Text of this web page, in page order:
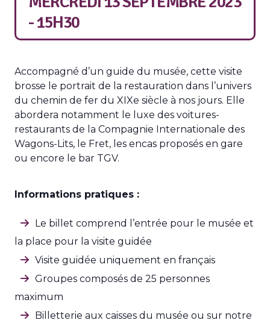
- 15H30
Accompagné d’un guide du musée, cette visite
brosse le portrait de la restauration dans l’univers
du chemin de fer du XIXe siècle à nos jours. Elle
abordera notamment le luxe des voitures-
restaurants de la Compagnie Internationale des
Wagons-Lits, le Fret, les encas proposés en gare
ou encore le bar TGV.
Informations pratiques :
Le billet comprend l’entrée pour le musée et
la place pour la visite guidée
Visite guidée uniquement en français
Groupes composés de 25 personnes
maximum
Billetterie aux caisses du musée ou sur notre